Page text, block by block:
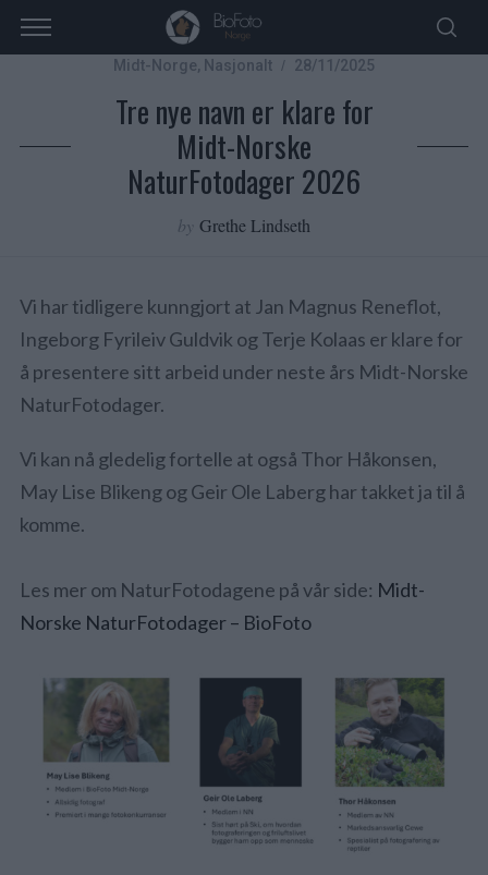
Midt-Norge, Nasjonalt 28/11/2025
Tre nye navn er klare for
Midt-Norske
NaturFotodager 2026
by Grethe Lindseth
Vi har tidligere kunngjort at Jan Magnus Reneflot,
Ingeborg Fyrileiv Guldvik og Terje Kolaas er klare for
å presentere sitt arbeid under neste års Midt-Norske
NaturFotodager.
Vi kan nå gledelig fortelle at også Thor Håkonsen,
May Lise Blikeng og Geir Ole Laberg har takket ja til å
komme.
Les mer om NaturFotodagene på vår side: Midt-
Norske NaturFotodager – BioFoto